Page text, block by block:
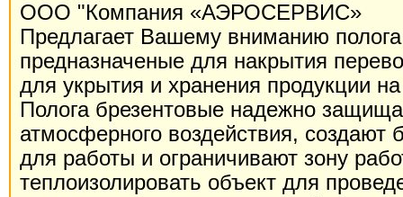
ООО "Компания «АЭРОСЕРВИС»
Предлагает Вашему вниманию
предназначеные для накрытия
для укрытия и хранения продукции
Полога брезентовые надежно
атмосферного воздействия, создают
для работы и ограничивают зону
теплоизолировать объект для